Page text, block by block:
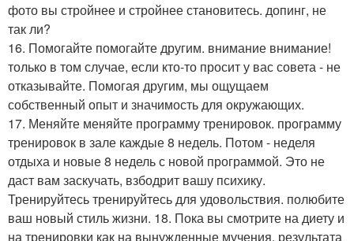
фото вы стройнее и стройнее становитесь. допинг, не
так ли?
16. Помогайте помогайте другим. внимание внимание!
только в том случае, если кто-то просит у вас совета - не
отказывайте. Помогая другим, мы ощущаем
собственный опыт и значимость для окружающих.
17. Меняйте меняйте программу тренировок. программу
тренировок в зале каждые 8 недель. Потом - неделя
отдыха и новые 8 недель с новой программой. Это не
даст вам заскучать, взбодрит вашу психику.
Тренируйтесь тренируйтесь для удовольствия. полюбите
ваш новый стиль жизни. 18. Пока вы смотрите на диету и
на тренировки как на вынужденные мучения, результата